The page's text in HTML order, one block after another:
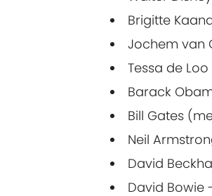
Brigitte
Jochem van
Tessa de
Barack
Bill Gates
Neil
David
David Bowie